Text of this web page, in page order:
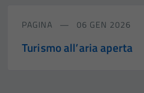
PAGINA 06 GEN 2026
Turismo all’aria aperta